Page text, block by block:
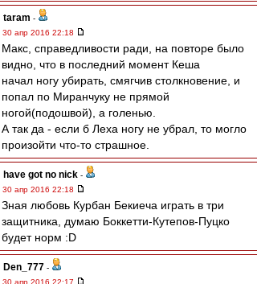
taram -
30 апр 2016 22:18
Макс, справедливости ради, на повторе было
видно, что в последний момент Кеша
начал ногу убирать, смягчив столкновение, и
попал по Миранчуку не прямой
ногой(подошвой), а голенью.
А так да - если б Леха ногу не убрал, то могло
произойти что-то страшное.
have got no nick -
30 апр 2016 22:18
Зная любовь Курбан Бекиеча играть в три
защитника, думаю Боккетти-Кутепов-Пуцко
будет норм :D
Den_777 -
30 апр 2016 22:17